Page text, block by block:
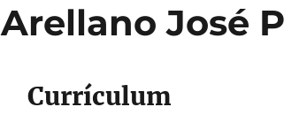
Arellano José
Currículum